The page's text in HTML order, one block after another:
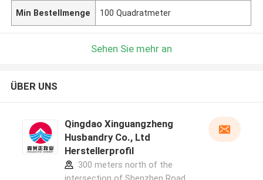
Min Bestellmenge 100 Quadratmeter
Sehen Sie mehr an
ÜBER UNS
Qingdao Xinguangzheng
Husbandry Co., Ltd
Herstellerprofil
300 meters north of the